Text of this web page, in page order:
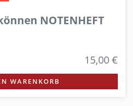
NOTENHEFT
15,00 €
WARENKORB